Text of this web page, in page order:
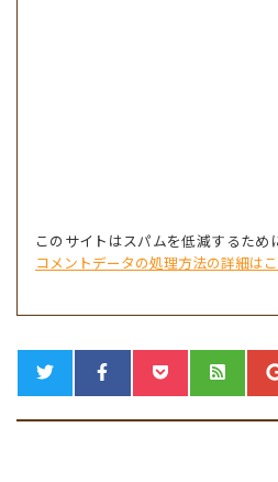
このサイトはスパムを低減するため
コメントデータの処理方法の詳細は